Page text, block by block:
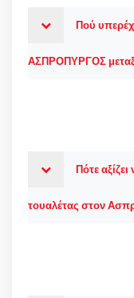
Πού
ΑΣΠΡΟΠΥΡΓΟΣ
Πότε
τουαλέτας στον